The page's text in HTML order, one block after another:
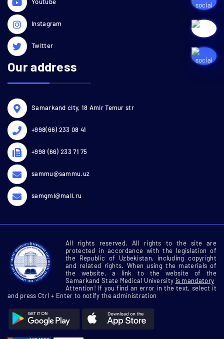
Instagram
Twitter
Our address
Samarkand city, 18 Amir Temur str
+998(66) 233 08 41
+998 (66) 233 71 75
sammu@sammu.uz
samgmi@mail.ru
All rights reserved. All rights to the site are
protected in accordance with the legislation of
the Republic of Uzbekistan, including copyright
and related rights. When using the materials of
the website, a link to the website of the
Samarkand State Medical University is mandatory
Attention! If you find an error in the text, select it
and press Ctrl + Enter to notify the administration